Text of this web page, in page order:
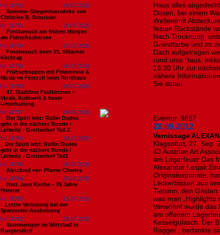
Nr. 18792
29.07.2026
Sommer-Stiegenhausdeko von
Christine B. Schusser
Nr. 18791
29.07.2026
Fotobesuch am frühen Morgen
am Flatschachersee
Nr. 18790
27.07.2026
Fotobesuch beim 81. Villacher
Kirchtag
Nr. 18789
26.07.2026
Frühschoppen mit Feldmesse &
Musik im Festzelt beim Rüsthaus
Nr. 18788
26.07.2026
47. Stadtfest Feldkirchen –
Musik, Kulinarik & beste
Unterhaltung
Nr. 18787
26.07.2026
Der Spirit lebt: Rollin Dudes
geht in die nächste Runde /
Leibnitz - Grottenhof Teil 2
Nr. 18786
26.07.2026
​Der Spirit lebt: Rollin Dudes
geht in die nächste Runde /
Leibnitz - Grottenhof Teil1
Nr. 18785
26.07.2026
Abschied von Pfarrer Charles
Nr. 18784
26.07.2026
Herz Jesu Kirche – 25 Jahre
Priester
Nr. 18783
25.07.2026
​Letzte Verlosung bei der
Sparverein-Aushebung
Nr. 18782
25.07.2026
Sommeroper im Wirtstadl in
Rangersdorf
Haus alles
Düsen, bei einem
Welleternit
festen Rückstände
Nach Trocknung,
Grundfarbe und im
Dach aufgetragen
rund ums Haus,
16:30 Uhr zur
nähere
Sie dabei
Eventnr. 9857
28.09.2012
Vernissage
Klagenfurt, 27. Sep.
43 Austrian Art
am Lagerfeuer Das
Alexander Lesjak
Originalexponate,
Leckerbissen aus
Tiefsinn, den
was man „Highlights
Verwöhnt wurde das
am offenem
Kesselgulasch. Der
Ragger , bedankte